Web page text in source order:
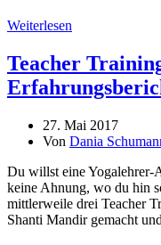
Weiterlesen
Teacher
27. Mai 2017
Von Dania
Du willst eine Yogalehrer-
keine Ahnung, wo du hin
mittlerweile drei Teacher
Shanti Mandir gemacht